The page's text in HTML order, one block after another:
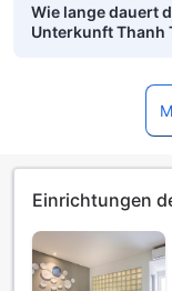
Wie lange dauert
Unterkunft Thanh
Einrichtungen